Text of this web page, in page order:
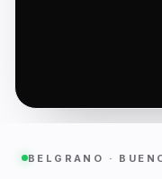
BELGRANO ·